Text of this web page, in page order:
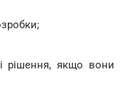
рішення, якщо вони